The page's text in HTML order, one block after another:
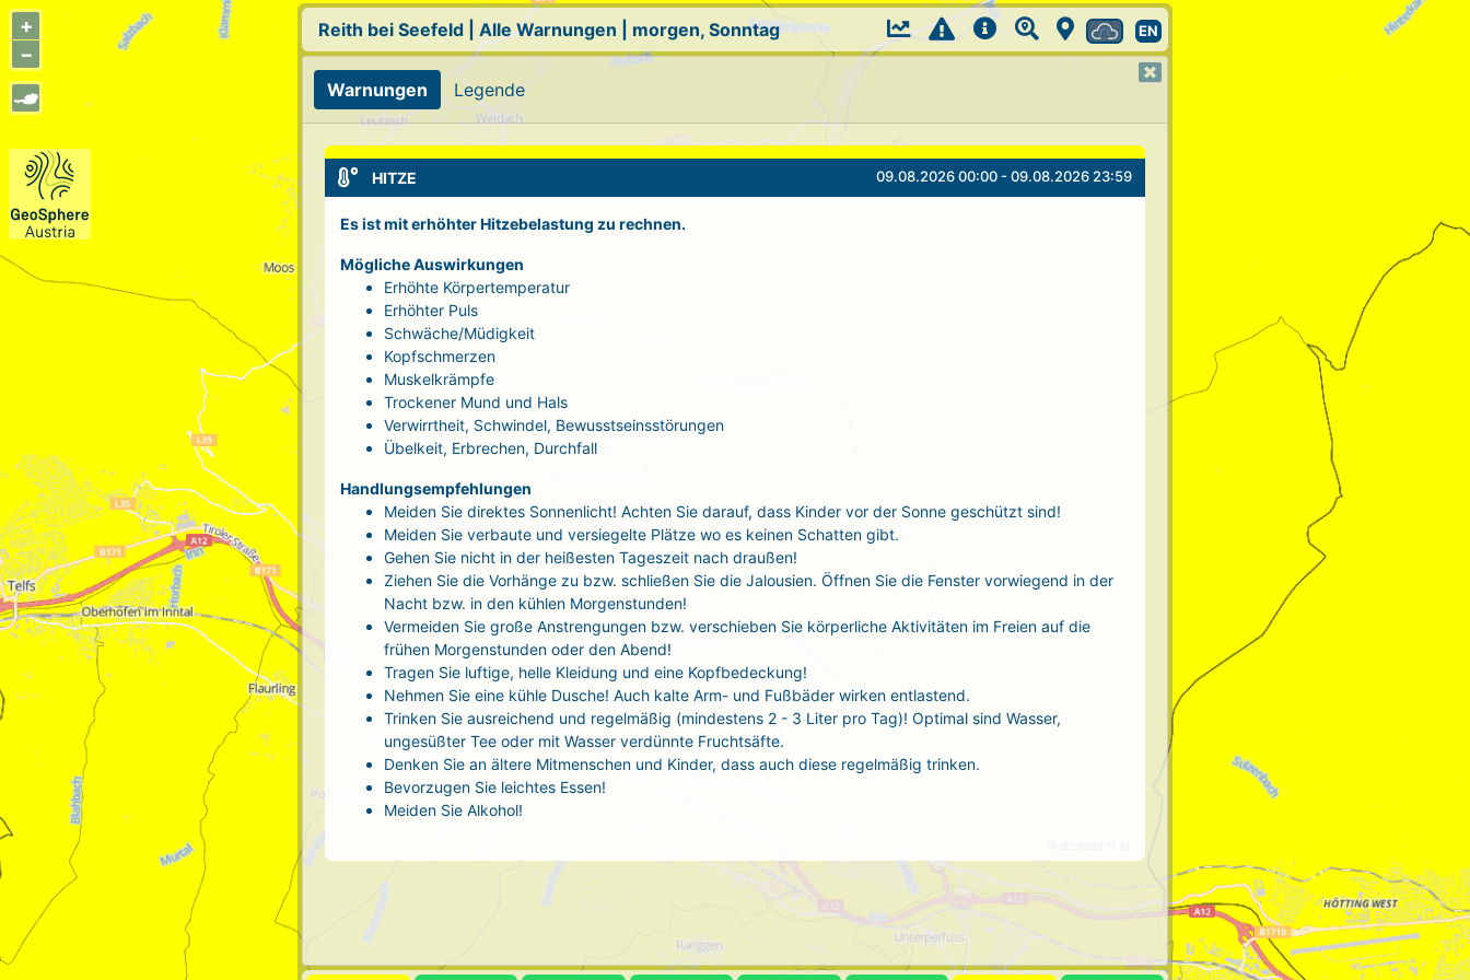
+
−
Reith bei Seefeld Alle Warnungen morgen, Sonntag EN
Warnungen Legende
HITZE 09.08.2026 00:00 - 09.08.2026 23:59
Es ist mit erhöhter Hitzebelastung zu rechnen.
Mögliche Auswirkungen
Erhöhte Körpertemperatur
Erhöhter Puls
Schwäche/Müdigkeit
Kopfschmerzen
Muskelkrämpfe
Trockener Mund und Hals
Verwirrtheit, Schwindel, Bewusstseinsstörungen
Übelkeit, Erbrechen, Durchfall
Handlungsempfehlungen
Meiden Sie direktes Sonnenlicht! Achten Sie darauf, dass Kinder vor der Sonne geschützt sind!
Meiden Sie verbaute und versiegelte Plätze wo es keinen Schatten gibt.
Gehen Sie nicht in der heißesten Tageszeit nach draußen!
Ziehen Sie die Vorhänge zu bzw. schließen Sie die Jalousien. Öffnen Sie die Fenster vorwiegend in der
Nacht bzw. in den kühlen Morgenstunden!
Vermeiden Sie große Anstrengungen bzw. verschieben Sie körperliche Aktivitäten im Freien auf die
frühen Morgenstunden oder den Abend!
Tragen Sie luftige, helle Kleidung und eine Kopfbedeckung!
Nehmen Sie eine kühle Dusche! Auch kalte Arm- und Fußbäder wirken entlastend.
Trinken Sie ausreichend und regelmäßig (mindestens 2 - 3 Liter pro Tag)! Optimal sind Wasser,
ungesüßter Tee oder mit Wasser verdünnte Fruchtsäfte.
Denken Sie an ältere Mitmenschen und Kinder, dass auch diese regelmäßig trinken.
Bevorzugen Sie leichtes Essen!
Meiden Sie Alkohol!